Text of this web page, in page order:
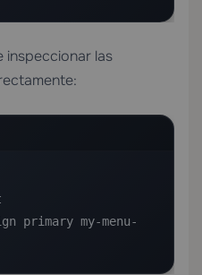
inspeccionar las
primary my-menu-